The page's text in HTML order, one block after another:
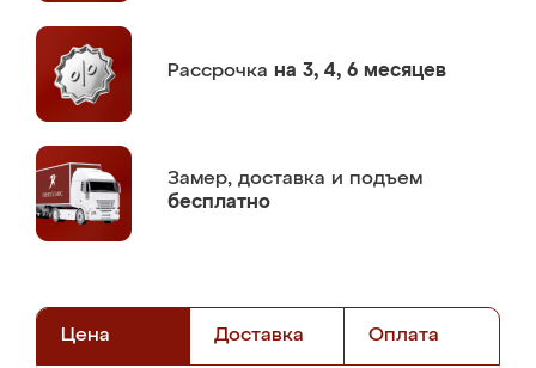
Рассрочка на 3, 4, 6 месяцев
Замер, доставка и подъем
бесплатно
Цена Доставка Оплата